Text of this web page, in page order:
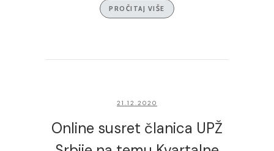
PROČITAJ VIŠE
21.12.2020
Online susret članica UPŽ